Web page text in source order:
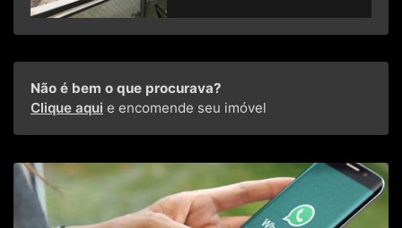
Não é bem o que procurava?
Clique aqui e encomende seu imóvel